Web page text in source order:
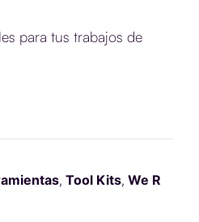
para tus trabajos de
, Tool Kits, We R